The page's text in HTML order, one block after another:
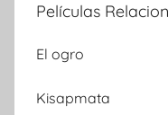
Películas
El ogro
Kisapmata